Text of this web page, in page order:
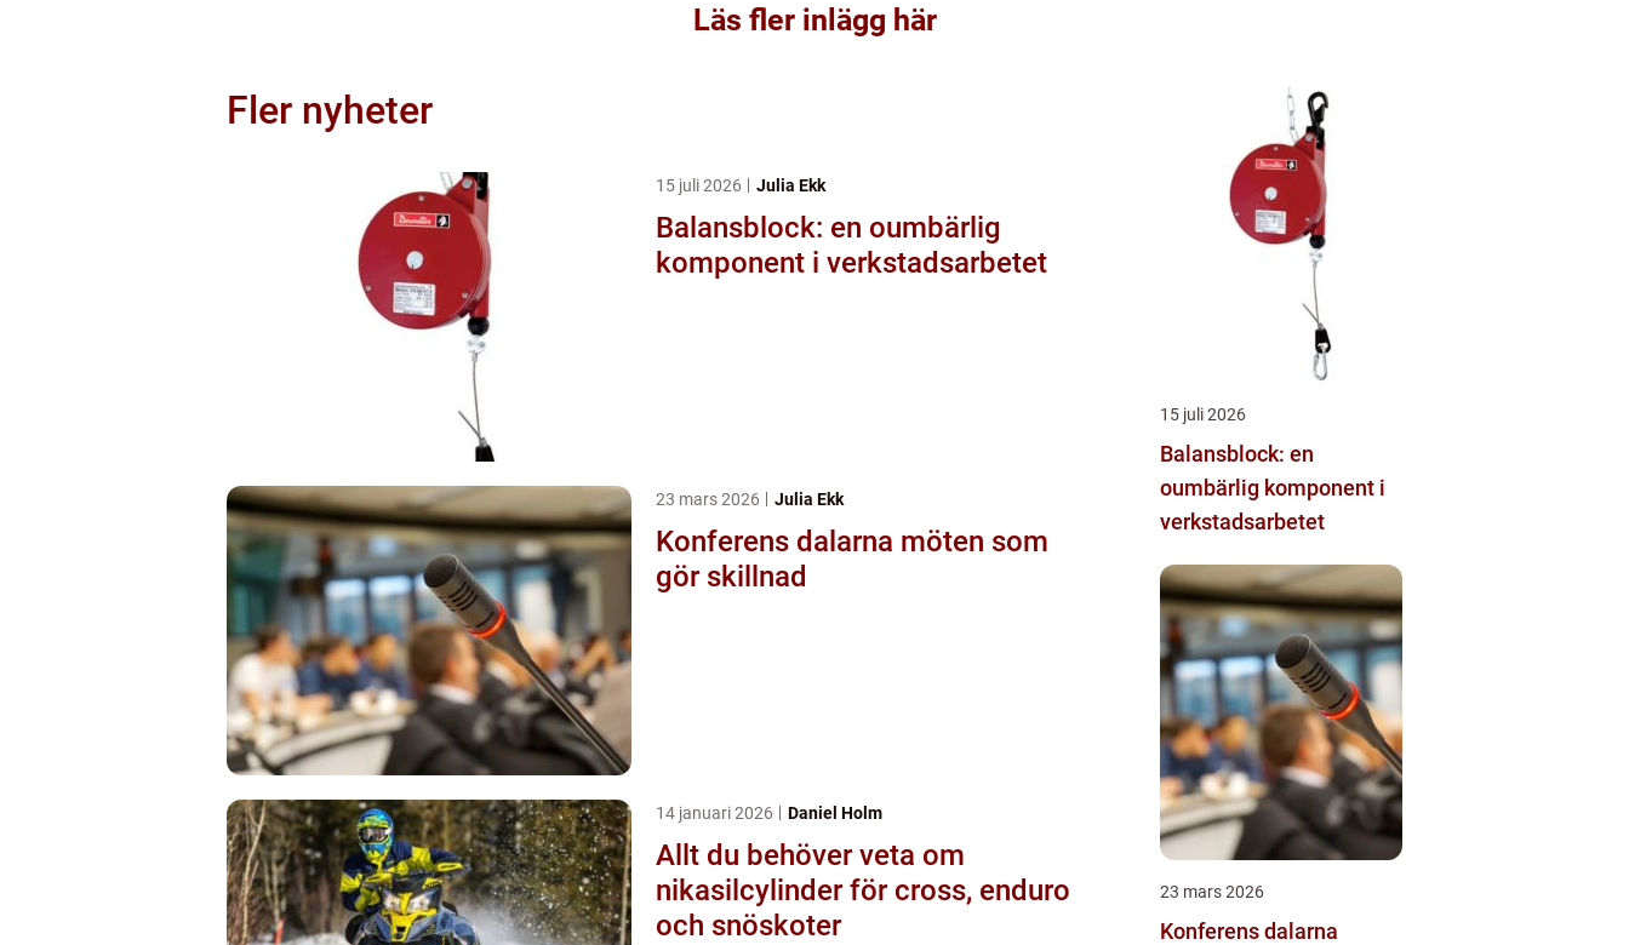
Läs fler inlägg här
Fler nyheter
15 juli 2026 Julia Ekk
Balansblock: en oumbärlig
komponent i verkstadsarbetet
23 mars 2026 Julia Ekk
Konferens dalarna möten som
gör skillnad
14 januari 2026 Daniel Holm
Allt du behöver veta om
nikasilcylinder för cross, enduro
och snöskoter
15 juli 2026
Balansblock: en
oumbärlig komponent i
verkstadsarbetet
23 mars 2026
Konferens dalarna